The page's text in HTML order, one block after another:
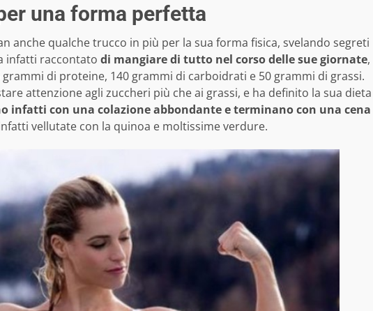
una forma perfetta
anche qualche trucco in più per la sua forma fisica, svelando segreti
infatti raccontato di mangiare di tutto nel corso delle sue giornate,
grammi di proteine, 140 grammi di carboidrati e 50 grammi di grassi.
attenzione agli zuccheri più che ai grassi, e ha definito la sua dieta
infatti con una colazione abbondante e terminano con una cena
vellutate con la quinoa e moltissime verdure.